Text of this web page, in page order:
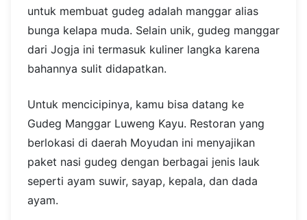
untuk membuat gudeg adalah manggar alias
bunga kelapa muda. Selain unik, gudeg manggar
dari Jogja ini termasuk kuliner langka karena
bahannya sulit didapatkan.
Untuk mencicipinya, kamu bisa datang ke
Gudeg Manggar Luweng Kayu. Restoran yang
berlokasi di daerah Moyudan ini menyajikan
paket nasi gudeg dengan berbagai jenis lauk
seperti ayam suwir, sayap, kepala, dan dada
ayam.